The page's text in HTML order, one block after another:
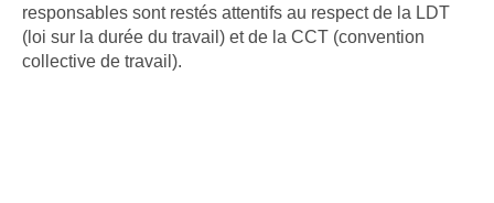
responsables sont restés attentifs au respect de la LDT
(loi sur la durée du travail) et de la CCT (convention
collective de travail).